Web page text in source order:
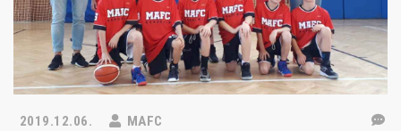
2019.12.06. MAFC